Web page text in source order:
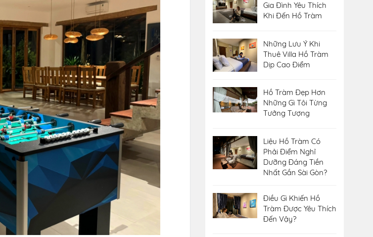
Gia Đình Yêu Thích
Khi Đến Hồ Tràm
Những Lưu Ý Khi
Thuê Villa Hồ Tràm
Dịp Cao Điểm
Hồ Tràm Đẹp Hơn
Những Gì Tôi Từng
Tưởng Tượng
Liệu Hồ Tràm Có
Phải Điểm Nghỉ
Dưỡng Đáng Tiền
Nhất Gần Sài Gòn?
Điều Gì Khiến Hồ
Tràm Được Yêu Thích
Đến Vậy?